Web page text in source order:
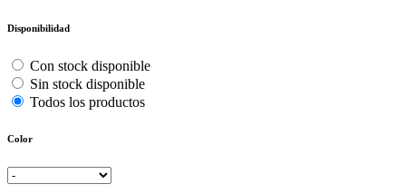
Disponibilidad
Con stock disponible
Sin stock disponible
Todos los productos
Color